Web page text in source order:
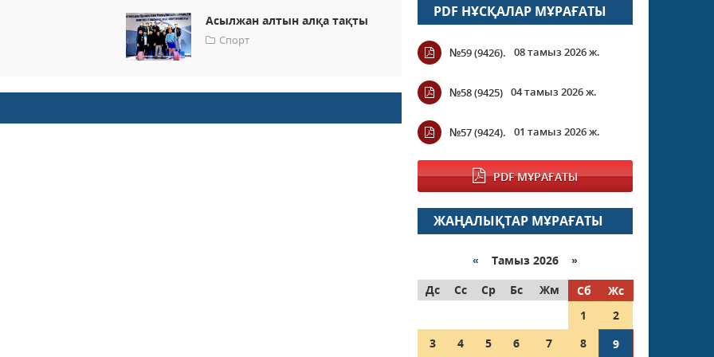
Асылжан алтын алқа тақты
Спорт
PDF НҰСҚАЛАР МҰРАҒАТЫ
№59 (9426). 08 тамыз 2026 ж.
№58 (9425) 04 тамыз 2026 ж.
№57 (9424). 01 тамыз 2026 ж.
PDF МҰРАҒАТЫ
ЖАҢАЛЫҚТАР МҰРАҒАТЫ
« Тамыз 2026 »
Дс
Сс Ср Бс Жм Сб
Жс
1
2
3
4 5 6 7 8 9